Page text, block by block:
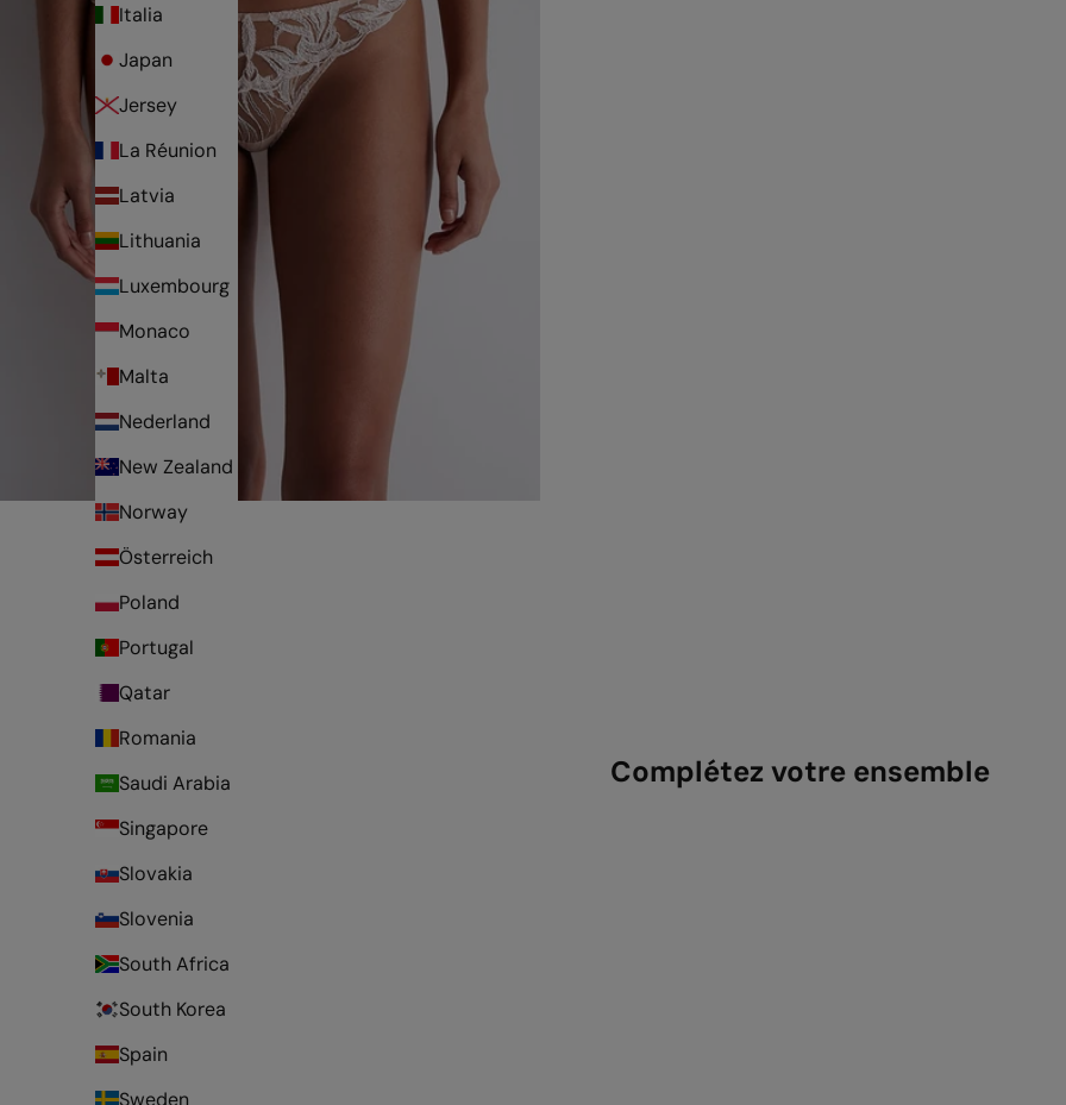
Italia
Japan
Jersey
La Réunion
Latvia
Lithuania
Luxembourg
Monaco
Malta
Nederland
New Zealand
Norway
Österreich
Poland
Portugal
Qatar
Romania
Saudi Arabia
Singapore
Slovakia
Slovenia
South Africa
South Korea
Spain
Sweden
Complétez votre ensemble